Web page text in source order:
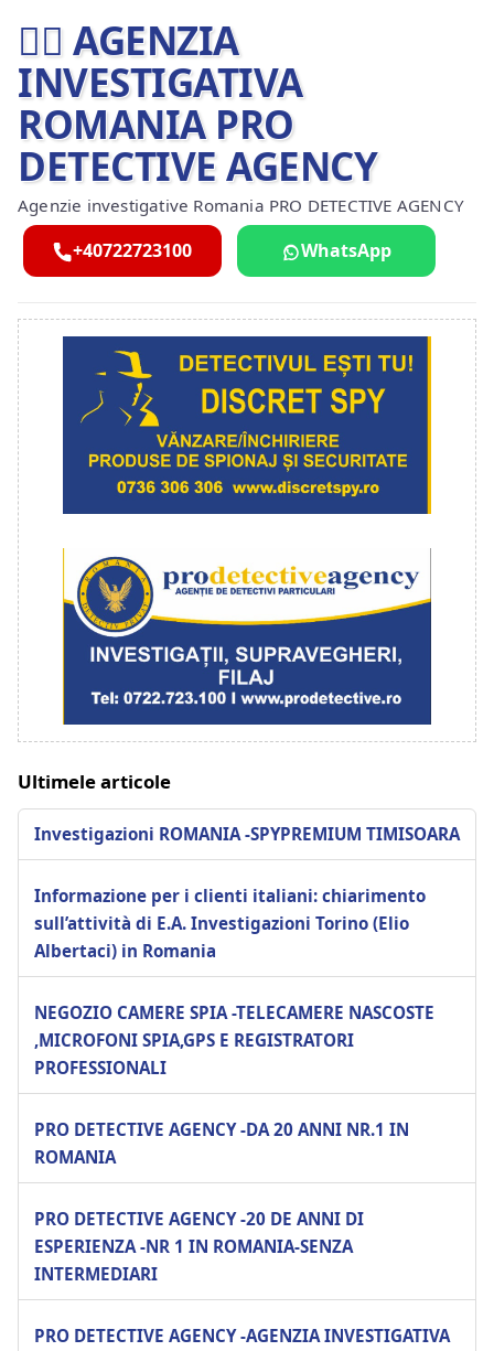
🕵️‍♂ AGENZIA
INVESTIGATIVA
ROMANIA PRO
DETECTIVE AGENCY
Agenzie investigative Romania PRO DETECTIVE AGENCY
+40722723100 WhatsApp
Ultimele articole
Investigazioni ROMANIA -SPYPREMIUM TIMISOARA
Informazione per i clienti italiani: chiarimento
sull’attività di E.A. Investigazioni Torino (Elio
Albertaci) in Romania
NEGOZIO CAMERE SPIA -TELECAMERE NASCOSTE
,MICROFONI SPIA,GPS E REGISTRATORI
PROFESSIONALI
PRO DETECTIVE AGENCY -DA 20 ANNI NR.1 IN
ROMANIA
PRO DETECTIVE AGENCY -20 DE ANNI DI
ESPERIENZA -NR 1 IN ROMANIA-SENZA
INTERMEDIARI
PRO DETECTIVE AGENCY -AGENZIA INVESTIGATIVA